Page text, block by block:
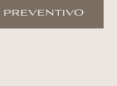
preventivo